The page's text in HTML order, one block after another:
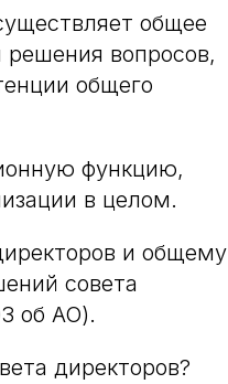
общее
вопросов,
общего
функцию,
в целом.
и общему
совета
об АО).
директоров?